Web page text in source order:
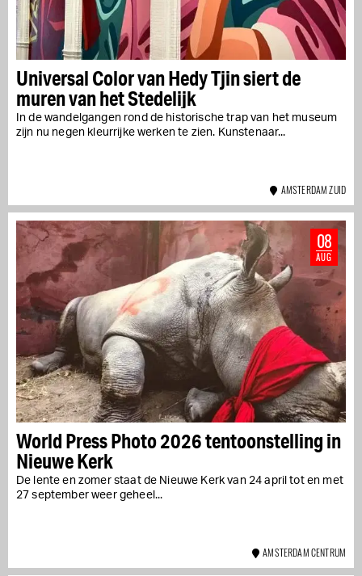
Universal Color van Hedy Tjin siert de
muren van het Stedelijk
In de wandelgangen rond de historische trap van het museum
zijn nu negen kleurrijke werken te zien. Kunstenaar...
AMSTERDAM ZUID
World Press Photo 2026 tentoonstelling in
Nieuwe Kerk
De lente en zomer staat de Nieuwe Kerk van 24 april tot en met
27 september weer geheel...
08
AUG
AMSTERDAM CENTRUM